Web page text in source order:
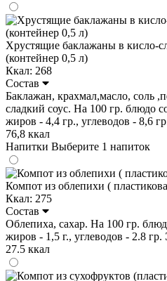
Хрустящие баклажаны в кисло-
(контейнер 0,5 л)
Ккал: 268
Состав
Баклажан, крахмал,масло, соль
сладкий соус. На 100 гр. блюдо
жиров - 4,4 гр., углеводов - 8,6
76,8 ккал
Напитки Выберите 1 напиток
Компот из облепихи (
Ккал: 275
Состав
Облепиха, сахар. На 100 гр.
жиров - 1,5 г., углеводов - 2.8 гр.
27.5 ккал